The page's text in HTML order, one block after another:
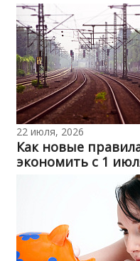
22 июля, 2026
Как новые
экономить с 1